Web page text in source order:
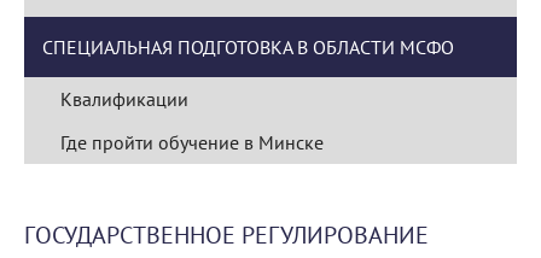
СПЕЦИАЛЬНАЯ ПОДГОТОВКА В ОБЛАСТИ МСФО
Квалификации
Где пройти обучение в Минске
ГОСУДАРСТВЕННОЕ РЕГУЛИРОВАНИЕ